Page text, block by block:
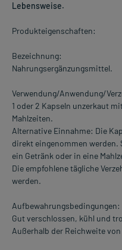
Lebensweise.
Produkteigenschaften:
Bezeichnung:
Nahrungsergänzungsmittel.
Verwendung/Anwendung/
1 oder 2 Kapseln unzerkaut
Mahlzeiten.
Alternative Einnahme: Die
direkt eingenommen werden.
ein Getränk oder in eine
Die empfohlene tägliche
werden.
Aufbewahrungsbedingungen:
Gut verschlossen, kühl und
Außerhalb der Reichweite